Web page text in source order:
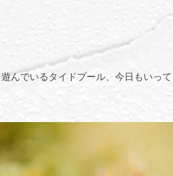
んでいるタイドプール、今日もいっ